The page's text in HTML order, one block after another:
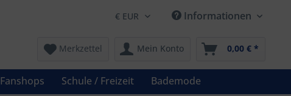
Informationen
Merkzettel Mein Konto 0,00 € *
Fanshops Schule / Freizeit Bademode